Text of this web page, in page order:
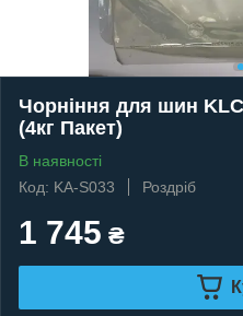
Чорніння для шин
(4кг Пакет)
В наявності
Код: KA-S033
Роздріб
1 745 ₴